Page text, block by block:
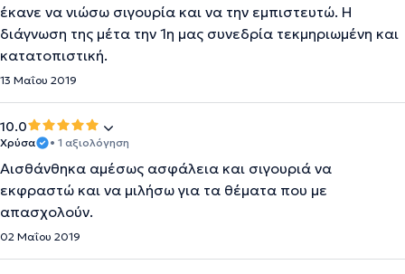
έκανε να νιώσω σιγουρία και να την εμπιστευτώ. Η
διάγνωση της μέτα την 1η μας συνεδρία τεκμηριωμένη και
κατατοπιστική.
13 Μαΐου 2019
10.0
Χρύσα • 1 αξιολόγηση
Αισθάνθηκα αμέσως ασφάλεια και σιγουριά να
εκφραστώ και να μιλήσω για τα θέματα που με
απασχολούν.
02 Μαΐου 2019